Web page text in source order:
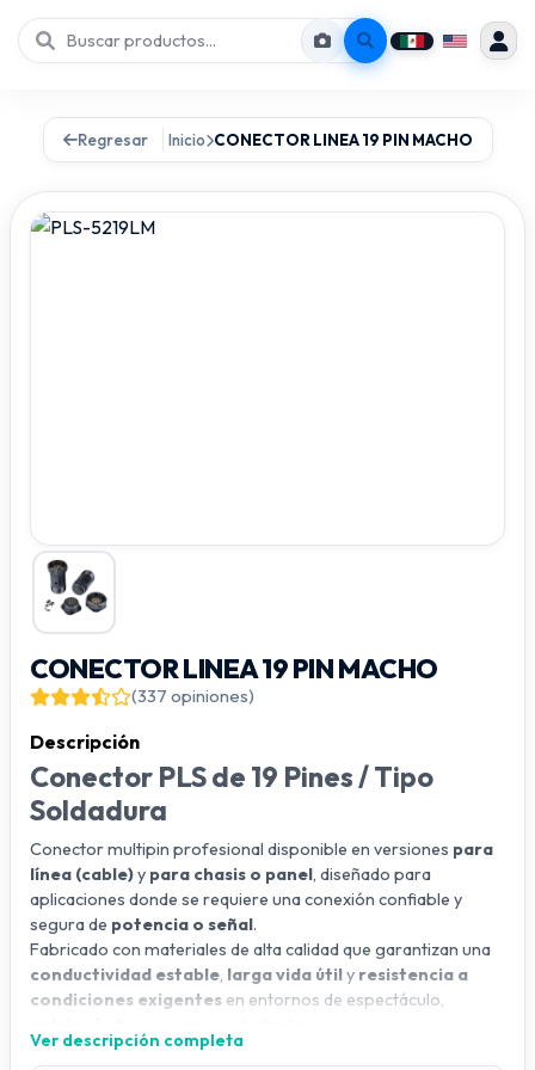
Regresar Inicio CONECTOR LINEA 19 PIN MACHO
CONECTOR LINEA 19 PIN MACHO
(337 opiniones)
Descripción
Conector PLS de 19 Pines / Tipo
Soldadura
Conector multipin profesional disponible en versiones para
línea (cable)y para chasis o panel, diseñado para
aplicaciones donde se requiere una conexión confiable y
segura de potencia o señal.
Fabricado con materiales de alta calidad que garantizan una
conductividad estable, larga vida útily resistencia a
condiciones exigentes en entornos de espectáculo,
Ver descripción completa